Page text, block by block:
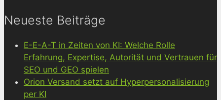
Neueste Beiträge
E-E-A-T in Zeiten von KI: Welche Rolle
Erfahrung, Expertise, Autorität und Vertrauen für
SEO und GEO spielen
Orion Versand setzt auf Hyperpersonalisierung
per KI